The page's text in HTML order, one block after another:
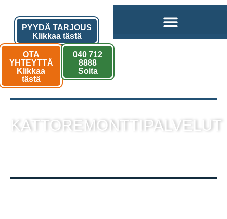
PYYDÄ TARJOUS
Klikkaa tästä
OTA
YHTEYTTÄ
Klikkaa
tästä
040 712
8888
Soita
KATTOREMONTTIPALVELUT